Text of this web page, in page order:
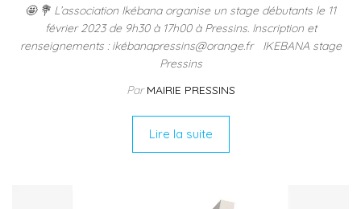
🤩 💐 L’association Ikébana organise un stage débutants le 11
février 2023 de 9h30 à 17h00 à Pressins. Inscription et
renseignements : ikébanapressins@orange.fr IKEBANA stage
Pressins
ParMAIRIE PRESSINS
Lire la suite